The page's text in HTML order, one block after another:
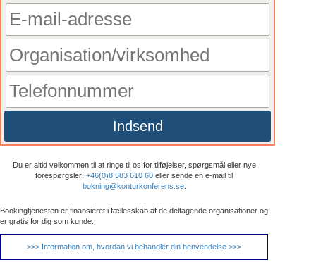
Indsend
Du er altid velkommen til at ringe til os for tilføjelser, spørgsmål eller nye
forespørgsler: +46(0)8 583 610 60 eller sende en e-mail til
bokning@konturkonferens.se.
Bookingtjenesten er finansieret i fællesskab af de deltagende organisationer og
er gratis for dig som kunde.
>>> Information om, hvordan vi behandler din henvendelse >>>